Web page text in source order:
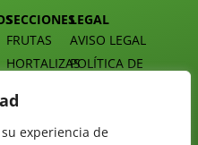
experiencia de
SECCIONES
FRUTAS
HORTALIZAS
MERCADOS
ALIMENTACIÓN
LEGAL
AVISO LEGAL
POLÍTICA DE